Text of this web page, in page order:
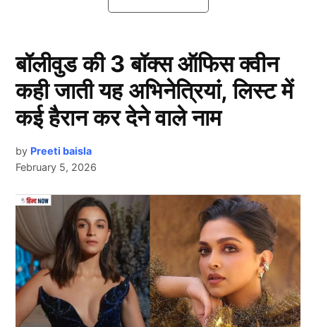
आइए जानते हैं कि अभिनेता ने अब तक कितने लोगों को डेट किया
सेलिब्रिटी डेटिंग ऐप
Next Article
बॉलीवुड की 3 बॉक्स ऑफिस क्वीन
कही जाती यह अभिनेत्रियां, लिस्ट में
कई हैरान कर देने वाले नाम
by Preeti baisla
February 5, 2026